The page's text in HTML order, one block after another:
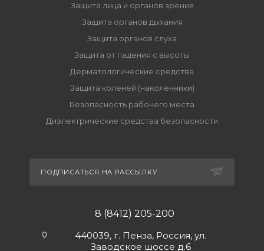
Защита лица и органов зрения
Защита органов дыхания
Защита органов слуха
Защита от падения с высоты
Дерматологические средства
Защита коленей (наколенники)
Безопасность рабочего места
Диэлектрические средства безопасности
ПОДПИСАТЬСЯ НА РАССЫЛКУ
8 (8412) 205-200
440039, г. Пенза, Россия, ул.
Заводское шоссе д.6